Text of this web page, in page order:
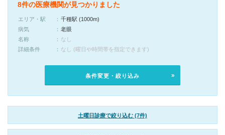
8件の医療機関が見つかりました
エリア・駅
千種駅 (1000m)
病気
老眼
名称
なし
詳細条件
なし (曜日や時間帯を指定できます)
条件変更・絞り込み
土曜日診療で絞り込む (7件)